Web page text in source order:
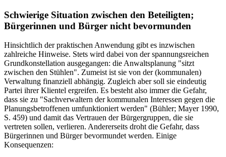
Schwierige Situation zwischen den Beteiligten;
Bürgerinnen und Bürger nicht bevormunden
Hinsichtlich der praktischen Anwendung gibt es inzwischen
zahlreiche Hinweise. Stets wird dabei von der spannungsreichen
Grundkonstellation ausgegangen: die Anwaltsplanung "sitzt
zwischen den Stühlen". Zumeist ist sie von der (kommunalen)
Verwaltung finanziell abhängig. Zugleich aber soll sie eindeutig
Partei ihrer Klientel ergreifen. Es besteht also immer die Gefahr,
dass sie zu "Sachverwaltern der kommunalen Interessen gegen die
Planungsbetroffenen umfunktioniert werden" (Bühler; Mayer 1990,
S. 459) und damit das Vertrauen der Bürgergruppen, die sie
vertreten sollen, verlieren. Andererseits droht die Gefahr, dass
Bürgerinnen und Bürger bevormundet werden. Einige
Konsequenzen: